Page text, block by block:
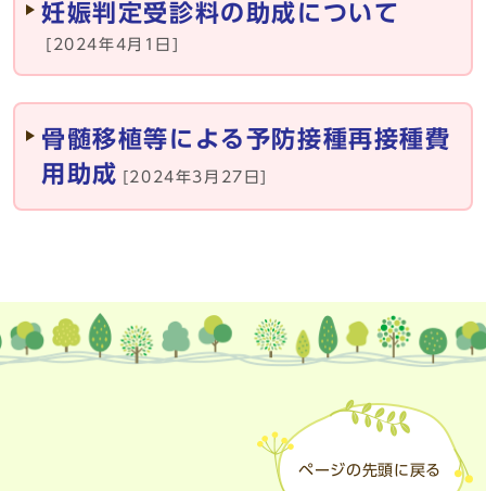
妊娠判定受診料の助成について
[2024年4月1日]
骨髄移植等による予防接種再接種費
用助成
[2024年3月27日]
ページの先頭に戻る